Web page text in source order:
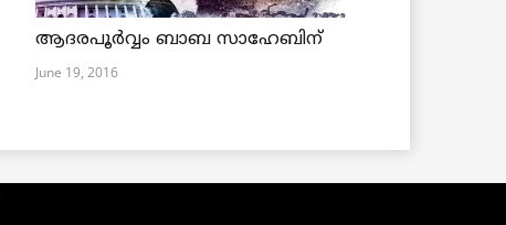
ആദരപൂര്‍വ്വം ബാബ സാഹേബിന്
June 19, 2016